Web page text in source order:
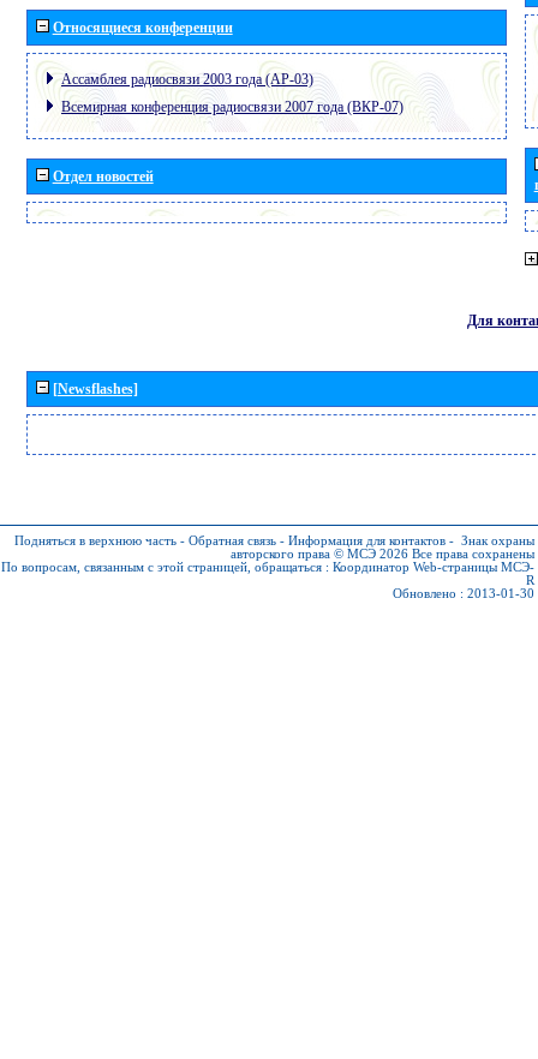
Относящиеся конференции
Ассамблея радиосвязи 2003 года (АР-03)
Всемирная конференция радиосвязи 2007 года (ВКР-07)
Отдел новостей
Для
[Newsflashes]
Подняться в верхнюю часть - Обратная связь - Информация для контактов - Знак охраны
авторского права © МСЭ 2026 Все права сохранены
По вопросам, связанным с этой страницей, обращаться : Координатор Web-страницы МСЭ-
R
Обновлено : 2013-01-30